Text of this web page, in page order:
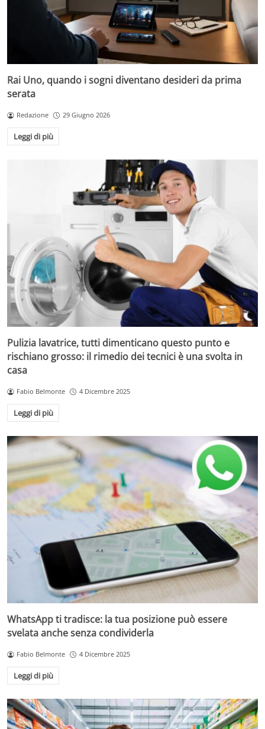
Rai Uno, quando i sogni diventano desideri da prima
serata
Redazione 29 Giugno 2026
Leggi di più
Pulizia lavatrice, tutti dimenticano questo punto e
rischiano grosso: il rimedio dei tecnici è una svolta in
casa
Fabio Belmonte 4 Dicembre 2025
Leggi di più
WhatsApp ti tradisce: la tua posizione può essere
svelata anche senza condividerla
Fabio Belmonte 4 Dicembre 2025
Leggi di più